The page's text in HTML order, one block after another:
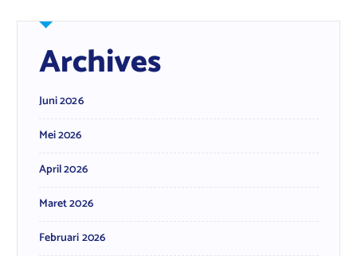
Archives
Juni 2026
Mei 2026
April 2026
Maret 2026
Februari 2026